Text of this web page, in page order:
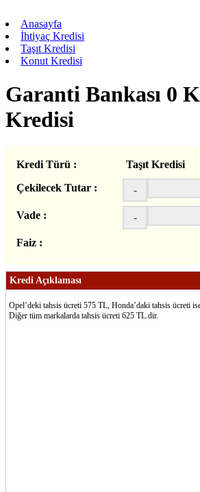
Anasayfa
İhtiyaç Kredisi
Taşıt Kredisi
Konut Kredisi
Garanti Bankası 0
Kredisi
Kredi Türü :
Taşıt Kredisi
Çekilecek Tutar :
-
Vade : -
Faiz :
Kredi Açıklaması
Opel’deki tahsis ücreti 575 TL, Honda’daki tahsis ücreti
Diğer tüm markalarda tahsis ücreti 625 TL.dir.